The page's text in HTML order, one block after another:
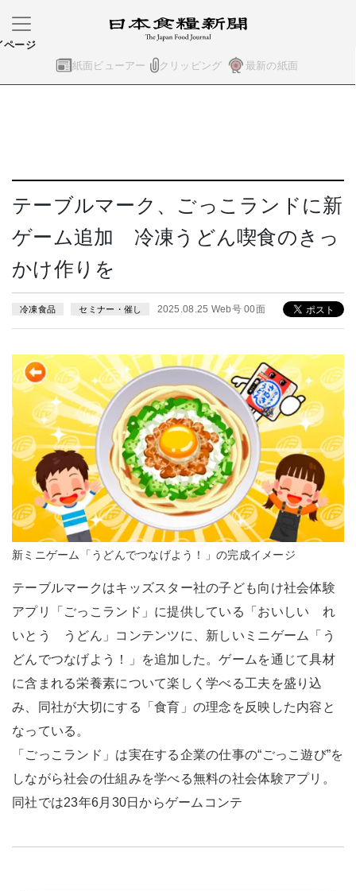
紙面ビューアー クリッピング 最新の紙面
ページ
テーブルマーク、ごっこランドに新
ゲーム追加 冷凍うどん喫食のきっ
かけ作りを
冷凍食品 セミナー・催し 2025.08.25 Web号 00面
新ミニゲーム「うどんでつなげよう！」の完成イメージ
テーブルマークはキッズスター社の子ども向け社会体験
アプリ「ごっこランド」に提供している「おいしい れ
いとう うどん」コンテンツに、新しいミニゲーム「う
どんでつなげよう！」を追加した。ゲームを通じて具材
に含まれる栄養素について楽しく学べる工夫を盛り込
み、同社が大切にする「食育」の理念を反映した内容と
なっている。
「ごっこランド」は実在する企業の仕事の“ごっこ遊び”を
しながら社会の仕組みを学べる無料の社会体験アプリ。
同社では23年6月30日からゲームコンテ